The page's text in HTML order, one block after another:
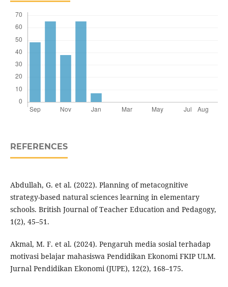
REFERENCES
Abdullah, G. et al. (2022). Planning of metacognitive
strategy-based natural sciences learning in elementary
schools. British Journal of Teacher Education and Pedagogy,
1(2), 45–51.
Akmal, M. F. et al. (2024). Pengaruh media sosial terhadap
motivasi belajar mahasiswa Pendidikan Ekonomi FKIP ULM.
Jurnal Pendidikan Ekonomi (JUPE), 12(2), 168–175.